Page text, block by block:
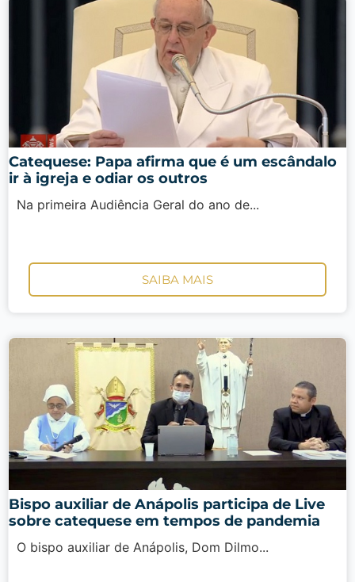
Catequese: Papa afirma que é um escândalo
ir à igreja e odiar os outros
Na primeira Audiência Geral do ano de...
SAIBA MAIS
Bispo auxiliar de Anápolis participa de Live
sobre catequese em tempos de pandemia
O bispo auxiliar de Anápolis, Dom Dilmo...